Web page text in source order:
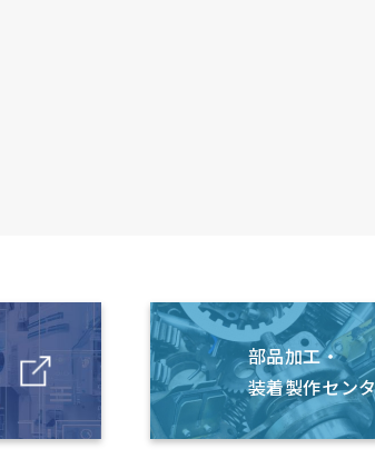
部品加工・
装着製作セン